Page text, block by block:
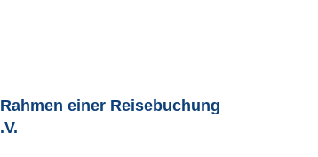
einer Reisebuchung